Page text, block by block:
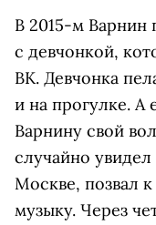
В 2015-м Варнин
с девчонкой,
ВК. Девчонка
и на прогулке. А
Варнину свой
случайно
Москве, позвал
музыку. Через